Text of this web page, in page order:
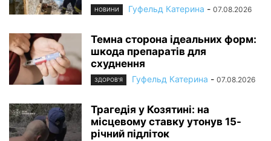
НОВИНИ Гуфельд Катерина - 07.08.2026
Темна сторона ідеальних форм:
шкода препаратів для
схуднення
ЗДОРОВ'Я Гуфельд Катерина - 07.08.2026
Трагедія у Козятині: на
місцевому ставку утонув 15-
річний підліток